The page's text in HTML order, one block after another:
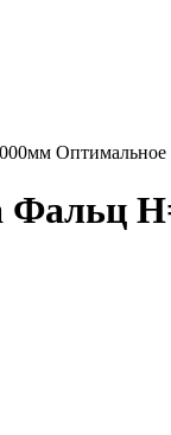
Оптимальное
Фальц